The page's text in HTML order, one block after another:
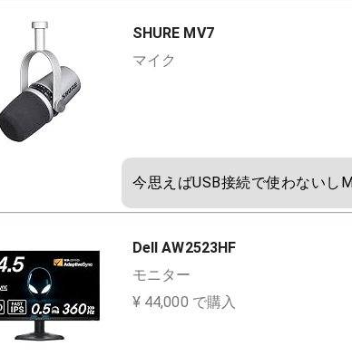
SHURE MV7
マイク
今思えばUSB接続で使わないし
Dell AW2523HF
モニター
¥ 44,000 で購入